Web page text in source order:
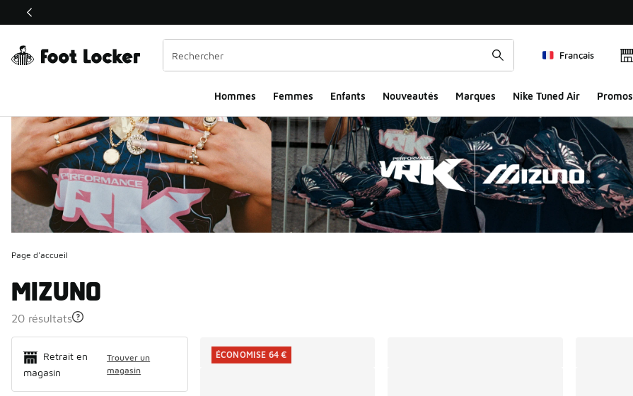
Ce lien ouvrira une nouvelle fenêtre
Français
Hommes​ Femmes Enfants Nouveautés Marques Nike Tuned Air Promos
Page d'accueil
MIZUNO
20 résultats
Retrait en
magasin
Trouver un
magasin
Search Results
ÉCONOMISE 64 €